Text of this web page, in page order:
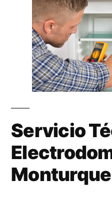
Servicio